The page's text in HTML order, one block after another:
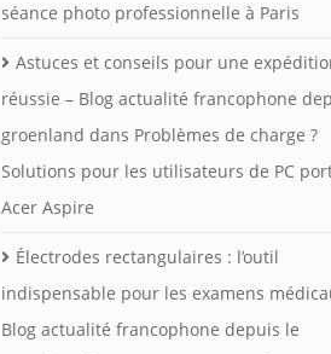
séance photo professionnelle à Paris
Astuces et conseils pour une
réussie – Blog actualité francophone
groenland dans Problèmes de charge ?
Solutions pour les utilisateurs de PC
Acer Aspire
Électrodes rectangulaires : l’outil
indispensable pour les examens
Blog actualité francophone depuis le